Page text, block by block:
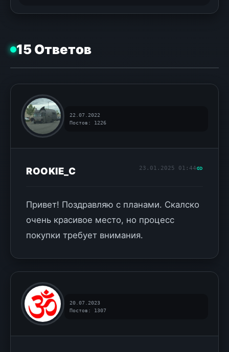
15 Ответов
22.07.2022
Постов: 1226
ROOKIE_C 23.01.2025 01:44
Привет! Поздравляю с планами. Скалско
очень красивое место, но процесс
покупки требует внимания.
20.07.2023
Постов: 1307